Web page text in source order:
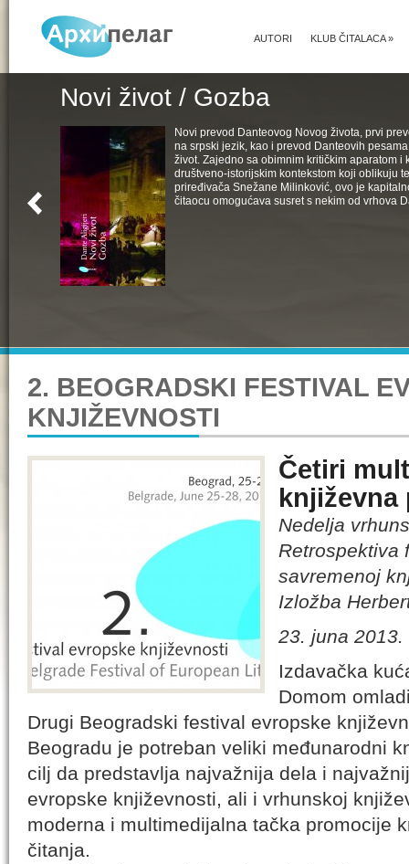
KLUB ČITALACA»
AUTORI
Novi život / Gozba
Novi prevod Danteovog Novog života, prvi
na srpski jezik, kao i prevod Danteovih
život. Zajedno sa obimnim kritičkim aparatom i
društveno-istorijskim kontekstom koji oblikuju
priređivača Snežane Milinković, ovo je
čitaocu omogućava susret s nekim od vrhova
2. BEOGRADSKI FESTIVAL
KNJIŽEVNOSTI
Četiri
književna
Nedelja
Retrospektiva
savremenoj
Izložba
23. juna 2013.
Izdavačka
Domom
Drugi Beogradski festival evropske
Beogradu je potreban veliki međunarodni
cilj da predstavlja najvažnija dela i
evropske književnosti, ali i vrhunskoj
moderna i multimedijalna tačka promocije
čitanja.